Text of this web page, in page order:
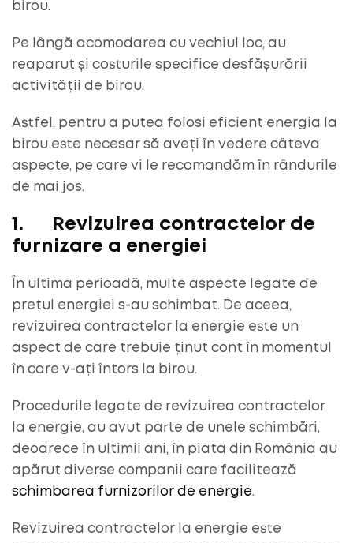
birou.
Pe lângă acomodarea cu vechiul loc, au
reaparut și costurile specifice desfășurării
activității de birou.
Astfel, pentru a putea folosi eficient energia la
birou este necesar să aveți în vedere câteva
aspecte, pe care vi le recomandăm în rândurile
de mai jos.
1.
Revizuirea contractelor de
furnizare a energiei
În ultima perioadă, multe aspecte legate de
prețul energiei s-au schimbat. De aceea,
revizuirea contractelor la energie este un
aspect de care trebuie ținut cont în momentul
în care v-ați întors la birou.
Procedurile legate de revizuirea contractelor
la energie, au avut parte de unele schimbări,
deoarece în ultimii ani, în piața din România au
apărut diverse companii care facilitează
schimbarea furnizorilor de energie.
Revizuirea contractelor la energie este